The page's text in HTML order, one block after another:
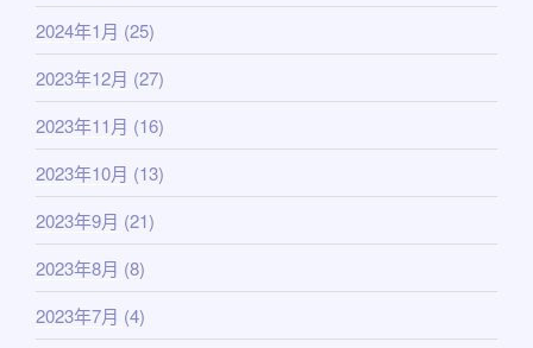
2024年1月 (25)
2023年12月 (27)
2023年11月 (16)
2023年10月 (13)
2023年9月 (21)
2023年8月 (8)
2023年7月 (4)